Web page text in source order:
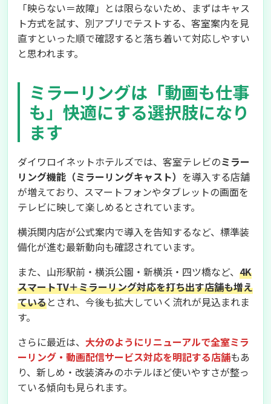
「映らない＝故障」とは限らないため、まずはキャス
ト方式を試す、別アプリでテストする、客室案内を見
直すといった順で確認すると落ち着いて対応しやすい
と思われます。
ミラーリングは「動画も仕事
も」快適にする選択肢になり
ます
ダイワロイネットホテルズでは、客室テレビのミラー
リング機能（ミラーリングキャスト） を導入する店舗
が増えており、スマートフォンやタブレットの画面を
テレビに映して楽しめるとされています。
横浜関内店が公式案内で導入を告知するなど、標準装
備化が進む最新動向も確認されています。
また、山形駅前・横浜公園・新横浜・四ツ橋など、 4K
スマートTV＋ミラーリング対応を打ち出す店舗も増え
ているとされ、今後も拡大していく流れが見込まれま
す。
さらに最近は、 大分のようにリニューアルで全室ミラ
ーリング・動画配信サービス対応を明記する店舗もあ
り、新しめ・改装済みのホテルほど使いやすさが整っ
ている傾向も見られます。